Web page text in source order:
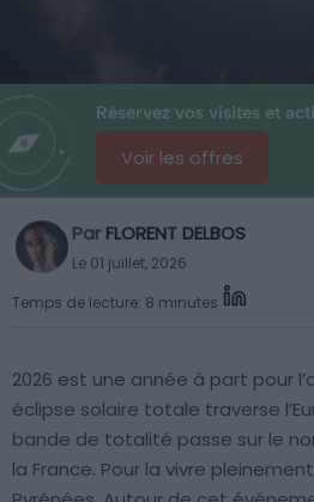
Réservez vos visites et
Voir les offres
Par FLORENT DELBOS
Le 01 juillet, 2026
Temps de lecture: 8 minutes
2026 est une année à part pour
éclipse solaire totale traverse
bande de totalité passe sur le
la France. Pour la vivre